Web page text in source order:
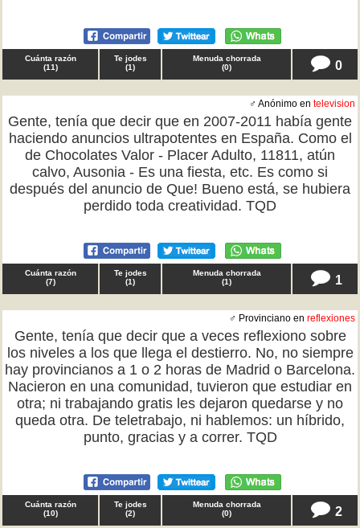
Cuánta razón
(11)
Te jodes
(1)
Menuda chorrada
(0) 0
♂ Anónimo en television
Gente, tenía que decir que en 2007-2011 había gente
haciendo anuncios ultrapotentes en España. Como el
de Chocolates Valor - Placer Adulto, 11811, atún
calvo, Ausonia - Es una fiesta, etc. Es como si
después del anuncio de Que! Bueno está, se hubiera
perdido toda creatividad. TQD
Cuánta razón
(7)
Te jodes
(1)
Menuda chorrada
(1) 1
♂ Provinciano en reflexiones
Gente, tenía que decir que a veces reflexiono sobre
los niveles a los que llega el destierro. No, no siempre
hay provincianos a 1 o 2 horas de Madrid o Barcelona.
Nacieron en una comunidad, tuvieron que estudiar en
otra; ni trabajando gratis les dejaron quedarse y no
queda otra. De teletrabajo, ni hablemos: un híbrido,
punto, gracias y a correr. TQD
Cuánta razón
(10)
Te jodes
(2)
Menuda chorrada
(0) 2